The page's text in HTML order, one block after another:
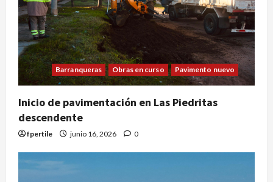
Barranqueras Obras en curso Pavimento nuevo
Inicio de pavimentación en Las Piedritas
descendente
fpertile junio 16, 2026 0